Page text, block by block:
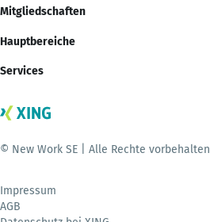
Mitgliedschaften
Hauptbereiche
Services
© New Work SE | Alle Rechte vorbehalten
Impressum
AGB